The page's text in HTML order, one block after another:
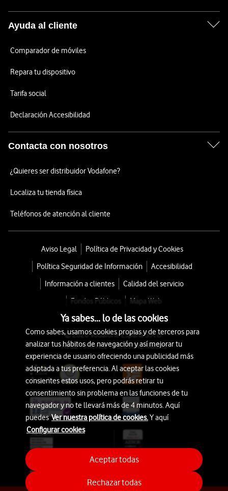
Ayuda al cliente
Comparador de móviles
Repara tu dispositivo
Tarifa social
Declaración Accesibilidad
Contacta con nosotros
¿Quieres ser distribuidor Vodafone?
Localiza tu tienda física
Teléfonos de atención al cliente
Aviso Legal
Política de Privacidad y Cookies
Política Seguridad de Información
Accesibilidad
Información a clientes
Calidad del servicio
Fondos Públicos
Mapa Web
© 2026 Vodafone España S.A.U.
Avda. América 115, 28042 Madrid
Ya sabes... lo de las cookies
Como sabes, usamos cookies propias y de terceros para
analizar tus hábitos de navegación y así mejorar tu
experiencia de usuario ofreciendo una publicidad más
adaptada a tus preferencia. Al aceptar las cookies
consientes estos usos, pero podrás retirar tu
consentimiento sin problema en las funciones de tu
navegador y no te llevará más de 4 minutos. Aquí
puedesVer nuestra política de cookies.Y aquí
Configurar cookies
Rechazar todas
Aceptar todas